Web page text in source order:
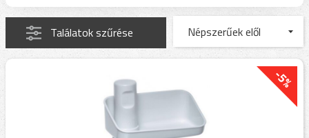
Találatok szűrése
-5%